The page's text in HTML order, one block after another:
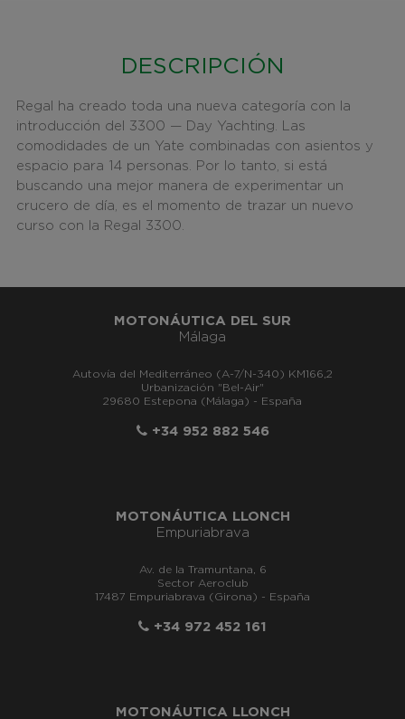
DESCRIPCIÓN
Regal ha creado toda una nueva categoría con la
introducción del 3300 — Day Yachting. Las
comodidades de un Yate combinadas con asientos y
espacio para 14 personas. Por lo tanto, si está
buscando una mejor manera de experimentar un
crucero de día, es el momento de trazar un nuevo
curso con la Regal 3300.
MOTONÁUTICA DEL SUR
Málaga
Autovía del Mediterráneo (A-7/N-340) KM166,2
Urbanización "Bel-Air"
29680 Estepona (Málaga) - España
+34 952 882 546
MOTONÁUTICA LLONCH
Empuriabrava
Av. de la Tramuntana, 6
Sector Aeroclub
17487 Empuriabrava (Girona) - España
+34 972 452 161
MOTONÁUTICA LLONCH